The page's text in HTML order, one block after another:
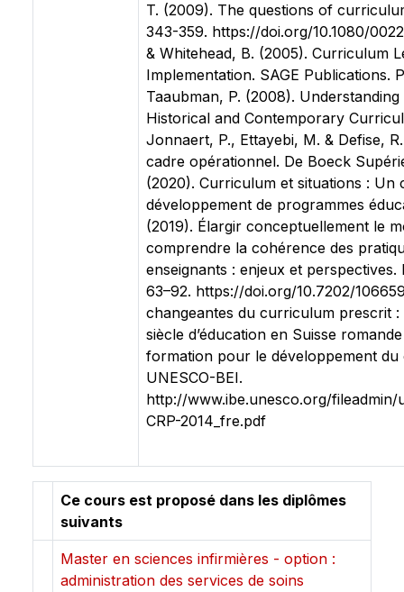
T. (2009). The questions of
343-359. https://doi.org/10.1080/
& Whitehead, B. (2005). Curriculum
Implementation. SAGE Publications.
Taaubman, P. (2008).
Historical and Contemporary
Jonnaert, P., Ettayebi, M. & Defise,
cadre opérationnel. De Boeck
(2020). Curriculum et situations : Un
développement de programmes
(2019). Élargir conceptuellement le
comprendre la cohérence des
enseignants : enjeux et
63–92. https://doi.org/10.7202/
changeantes du curriculum prescrit
siècle d’éducation en Suisse
formation pour le développement
UNESCO-BEI.
http://www.ibe.unesco.org/
CRP-2014_fre.pdf
Ce cours est proposé dans les diplômes
suivants
Master en sciences infirmières - option :
administration des services de soins